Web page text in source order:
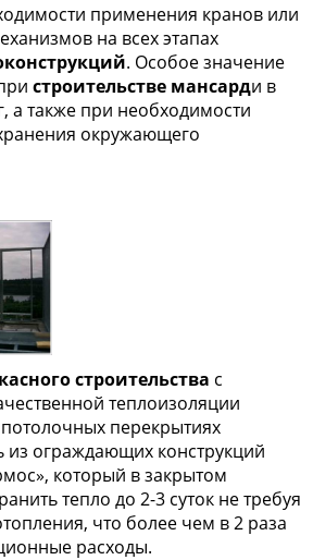
применения кранов или
на всех этапах
. Особое значение
строительстве мансарди в
а также при необходимости
окружающего
строительства с
теплоизоляции
перекрытиях
из ограждающих конструкций
который в закрытом
тепло до 2-3 суток не требуя
что более чем в 2 раза
расходы.